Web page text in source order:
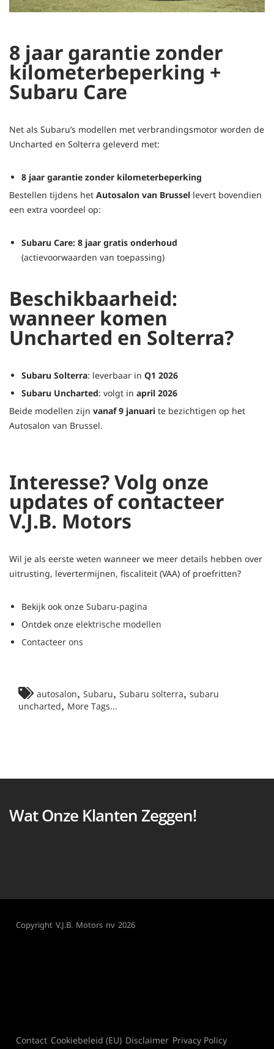
8 jaar garantie zonder
kilometerbeperking +
Subaru Care
Net als Subaru’s modellen met verbrandingsmotor worden de
Uncharted en Solterra geleverd met:
8 jaar garantie zonder kilometerbeperking
Bestellen tijdens het Autosalon van Brussel levert bovendien
een extra voordeel op:
Subaru Care: 8 jaar gratis onderhoud
(actievoorwaarden van toepassing)
Beschikbaarheid:
wanneer komen
Uncharted en Solterra?
Subaru Solterra: leverbaar in Q1 2026
Subaru Uncharted: volgt in april 2026
Beide modellen zijn vanaf 9 januari te bezichtigen op het
Autosalon van Brussel.
Interesse? Volg onze
updates of contacteer
V.J.B. Motors
Wil je als eerste weten wanneer we meer details hebben over
uitrusting, levertermijnen, fiscaliteit (VAA) of proefritten?
Bekijk ook onze Subaru-pagina
Ontdek onze elektrische modellen
Contacteer ons
autosalon Subaru Subaru solterra subaru
uncharted
More Tags...
Wat Onze Klanten Zeggen!
Copyright V.J.B. Motors nv 2026
Contact Cookiebeleid (EU) Disclaimer Privacy Policy